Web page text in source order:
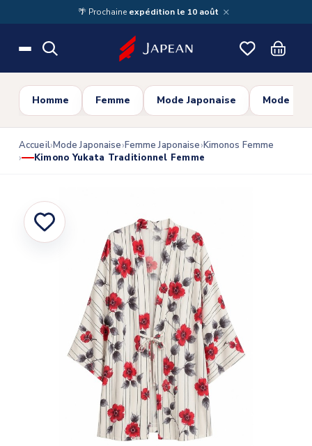
Skip to main content🌴 Prochaine expédition le 10 août ×
Homme Femme Mode Japonaise Mode
Accueil Mode Japonaise Femme Japonaise Kimonos Femme
Kimono Yukata Traditionnel Femme